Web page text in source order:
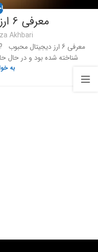
معرفی 6 ارز دیجیتال محبوب
Akhbari
شناخته شده بود و در حال
به